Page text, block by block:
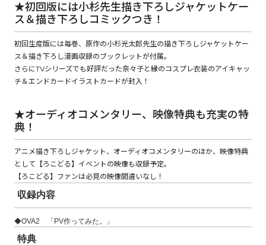
コミックパルフェ
★初回版には小杉先生描き下ろしジャケットケー
ス＆描き下ろしコミックつき！
初回生産版には毎巻、原作の小杉光太郎先生の描き下ろしジャケットケー
ス＆描き下ろし漫画収録のブックレットが付属。
さらにTVシリーズでも好評だった奈々子と縁のコスプレ衣装のアイキャッ
チ＆エンドカードイラストカードが封入！
★オーディオコメンタリー、映像特典も充実の特
典！
アニメ描き下ろしジャケット、オーディオコメンタリーのほか、映像特典
として【ろこどる】イベントの映像も収録予定。
【ろこどる】ファンは必見の映像間違いなし！
収録内容
◆OVA2 「PV作ってみた。」
特典